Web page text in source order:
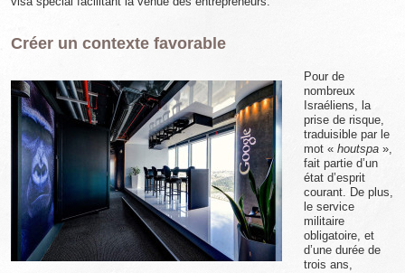
Créer un contexte favorable
Pour de
nombreux
Israéliens, la
prise de risque,
traduisible par le
mot « houtspa »,
fait partie d’un
état d’esprit
courant. De plus,
le service
militaire
obligatoire, et
d’une durée de
trois ans,